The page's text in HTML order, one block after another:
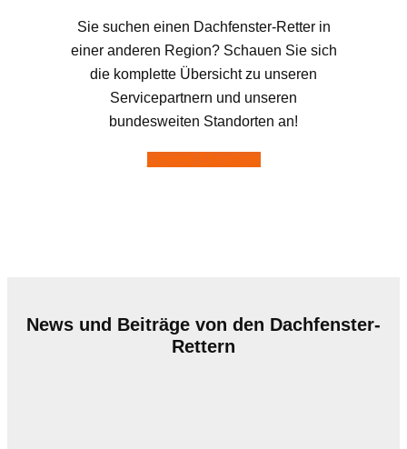
Sie suchen einen Dachfenster-Retter in
einer anderen Region? Schauen Sie sich
die komplette Übersicht zu unseren
Servicepartnern und unseren
bundesweiten Standorten an!
Unsere Standorte
News und Beiträge von den Dachfenster-
Rettern